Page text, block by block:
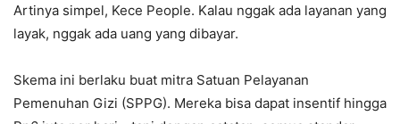
Artinya simpel, Kece People. Kalau nggak ada layanan yang
layak, nggak ada uang yang dibayar.
Skema ini berlaku buat mitra Satuan Pelayanan
Pemenuhan Gizi (SPPG). Mereka bisa dapat insentif hingga